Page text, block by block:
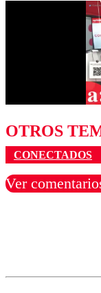
OTROS
CONECTADOS
Ver